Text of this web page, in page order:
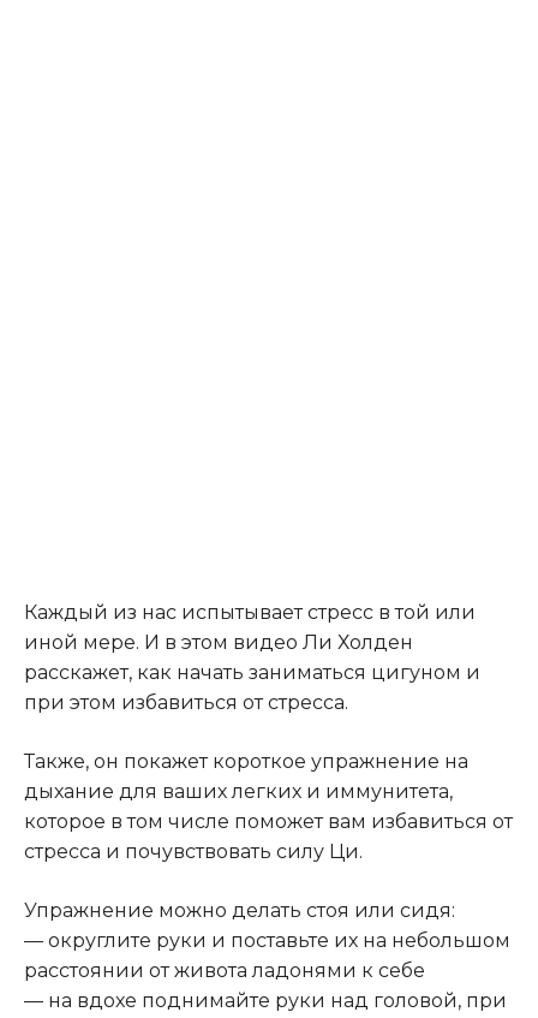
Каждый из нас испытывает стресс в той или
иной мере. И в этом видео Ли Холден
расскажет, как начать заниматься цигуном и
при этом избавиться от стресса.
Также, он покажет короткое упражнение на
дыхание для ваших легких и иммунитета,
которое в том числе поможет вам избавиться от
стресса и почувствовать силу Ци.
Упражнение можно делать стоя или сидя:
— округлите руки и поставьте их на небольшом
расстоянии от живота ладонями к себе
— на вдохе поднимайте руки над головой, при